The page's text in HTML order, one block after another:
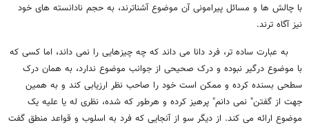
با چالش ها و مسائل پیرامونی آن موضوع آشناترند، به حجم نادانسته های خود
نیز آگاه ترند.
به عبارت ساده تر، فرد دانا می داند که چه چیزهایی را نمی داند، اما کسی که
با موضوع درگیر نبوده و درک صحیحی از جوانب موضوع ندارد، به همان درک
سطحی بسنده کرده و ممکن است خود را صاحب نظر ارزیابی کند و به همین
جهت از گفتن" نمی دانم" پرهیز کرده و هرطور که شده، نظری له یا علیه یک
موضوع ارائه می کند. از دیگر سو از آنجایی که فرد به اسلوب و قواعد منطق گفت